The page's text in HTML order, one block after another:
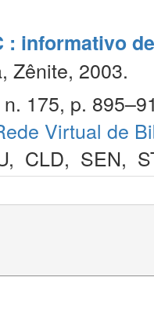
: informativo
Zênite, 2003.
175, p.
Virtual de
, CLD, SEN,